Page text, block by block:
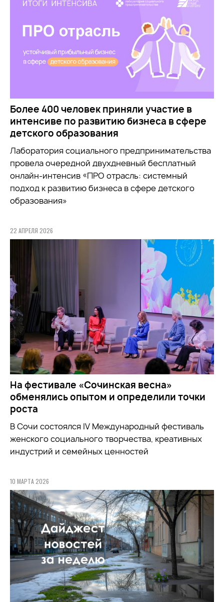
Более 400 человек приняли участие в
интенсиве по развитию бизнеса в сфере
детского образования
Лаборатория социального предпринимательства
провела очередной двухдневный бесплатный
онлайн-интенсив «ПРО отрасль: системный
подход к развитию бизнеса в сфере детского
образования»
22 АПРЕЛЯ 2026
На фестивале «Сочинская весна»
обменялись опытом и определили точки
роста
В Сочи состоялся IV Международный фестиваль
женского социального творчества, креативных
индустрий и семейных ценностей
10 МАРТА 2026